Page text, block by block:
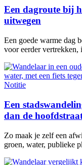
Een dagroute bij
uitwegen
Een goede warme dag
voor eerder vertrekken,
Notitie
Een
dan de
Zo maak je zelf een
groen, water, publieke